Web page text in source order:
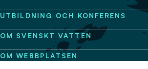
UTBILDNING OCH KONFERENS
OM SVENSKT VATTEN
OM WEBBPLATSEN